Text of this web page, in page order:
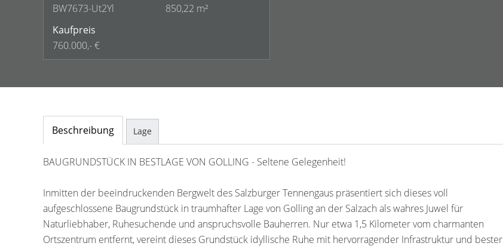
BW7673-Ut2Yl
850,22 m²
Kaufpreis
760.000,- €
Beschreibung Lage
BAUGRUNDSTÜCK IN BESTLAGE VON GOLLING - Seltene Gelegenheit!
Inmitten der beeindruckenden Bergwelt des Salzburger Tennengaus präsentiert sich dieses voll
aufgeschlossene Baugrundstück in traumhafter Lage von Golling an der Salzach als wahres Juwel für
Naturliebhaber, Ruhesuchende und anspruchsvolle Bauherren. Nur etwa 1,5 Kilometer vom charmanten
Ortszentrum entfernt, vereint dieses Grundstück idyllische Ruhe mit hervorragender Infrastruktur und bester